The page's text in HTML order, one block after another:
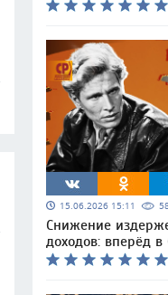
15.06.2026 15:11
Снижение
доходов: вперёд в